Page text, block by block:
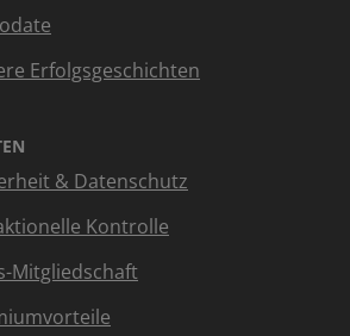
Erfolgsgeschichten
& Datenschutz
Kontrolle
Mitgliedschaft